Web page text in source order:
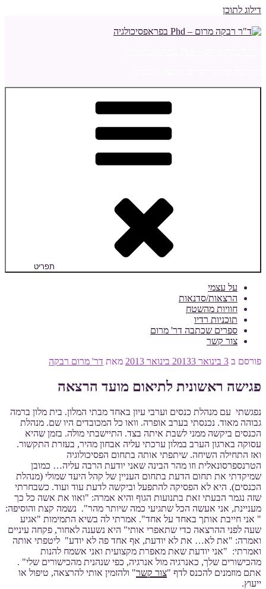
דילוג לתוכן
תפריט
על עצמי
הרצאות/סדנאות
חוויות מהשטח
תוכניות רדיו
ספרים שכתבה דר' מרום
צור קשר
פורסם ב 3 בינואר 2013 3 בינואר 2013 מאת דר' מרום רבקה
פגישה ראשונית לתיאום מועד הרצאה
נפגשתי עם מנהלת כנסים וערבי עיון באחד מבתי המלון. בית מלון ברמה
גבוהה מאוד. נכנסתי בערב אופרה. וואו כל המכובדים היו שם. מנהלת
הכנסים ביקשה ממני לשבת איתה בצד. התיישבתי מולה. בזמן שהיא
עסוקה בארגון הערב במלון ערכתי עליה אבחון מהיר, בעזרת התקשור.
ואז התחילה השיחה. שיתפתי אותה בתחום הפסיכולוגיה
הטרנספרסונאלית וזו מהר הבינה שאני יודעת הרבה עליה… כמובן
שמיקדתי את תחום הדעת בתחום העניין של קהל היעד שמולי (מנהלת
הכנסים). היא לא הפסיקה להתפעל וביקשה לדעת עוד ועוד. כשבחרתי
שזה נגמר הבעתי זאת בתנועות הגוף והיא אמרה: "ואוו את אשה כל כך
מעניינת, אני אעשה הכל שתגיעי כמה שיותר מהר". נשמה קצת והוסיפה:
" אני חייבת אותך באחד על אחד". אמרתי לה בשיא התמימות "אגיע
שעה לפני ההרצאה כדי שתאפרי אותי" היא נשענה לאחור, פקחה עיניים
ואמרה: "את לא… את לא יודעת, אף אחד פה לא יודע" ליטפתי אותה
ואמרתי: "אני יודעת שאת מאפרת מקצועית ואני אשמח להנות
מהכישורים שלך, כאנרגיה מול אנרגיה, כפי שנהנית מהכישורים שלי" .
אתם מוזמנים להכנס לדף "צור קשר" ולהזמין אותי להרצאה, טיפול או
ייעוץ.